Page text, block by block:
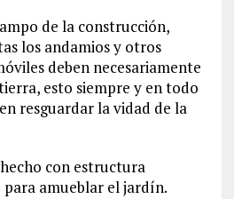
de la construcción,
los andamios y otros
deben necesariamente
esto siempre y en todo
resguardar la vidad de la
con estructura
amueblar el jardín.